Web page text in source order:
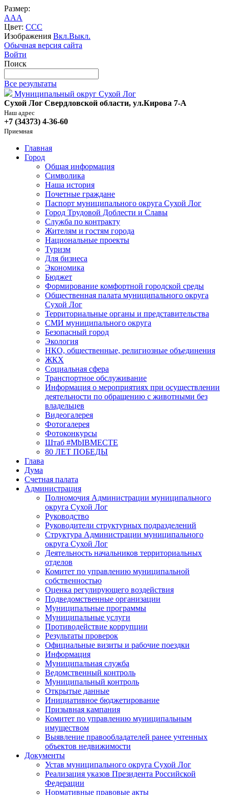
Размер:
AAA
Цвет: CCC
Изображения Вкл.Выкл.
Обычная версия сайта
Войти
Поиск
Все результаты
Муниципальный округ Сухой Лог
Сухой Лог Свердловской области, ул.Кирова 7-А
Наш адрес
+7 (34373) 4-36-60
Приемная
Главная
Город
Общая информация
Символика
Наша история
Почетные граждане
Паспорт муниципального округа Сухой Лог
Город Трудовой Доблести и Славы
Служба по контракту
Жителям и гостям города
Национальные проекты
Туризм
Для бизнеса
Экономика
Бюджет
Формирование комфортной городской среды
Общественная палата муниципального округа
Сухой Лог
Территориальные органы и представительства
СМИ муниципального округа
Безопасный город
Экология
НКО, общественные, религиозные объединения
ЖКХ
Социальная сфера
Транспортное обслуживание
Информация о мероприятиях при осуществлении
деятельности по обращению с животными без
владельцев
Видеогалерея
Фотогалерея
Фотоконкурсы
Штаб #MbIBMECTE
80 ЛЕТ ПОБЕДЫ
Глава
Дума
Счетная палата
Администрация
Полномочия Администрации муниципального
округа Сухой Лог
Руководство
Руководители структурных подразделений
Структура Администрации муниципального
округа Сухой Лог
Деятельность начальников территориальных
отделов
Комитет по управлению муниципальной
собственностью
Оценка регулирующего воздействия
Подведомственные организации
Муниципальные программы
Муниципальные услуги
Противодействие коррупции
Результаты проверок
Официальные визиты и рабочие поездки
Информация
Муниципальная служба
Ведомственный контроль
Муниципальный контроль
Открытые данные
Инициативное бюджетирование
Призывная кампания
Комитет по управлению муниципальным
имуществом
Выявление правообладателей ранее учтенных
объектов недвижимости
Документы
Устав муниципального округа Сухой Лог
Реализация указов Президента Российской
Федерации
Нормативные правовые акты